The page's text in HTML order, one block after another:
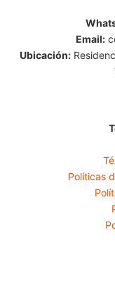
Email:
Ubicación:
Políticas